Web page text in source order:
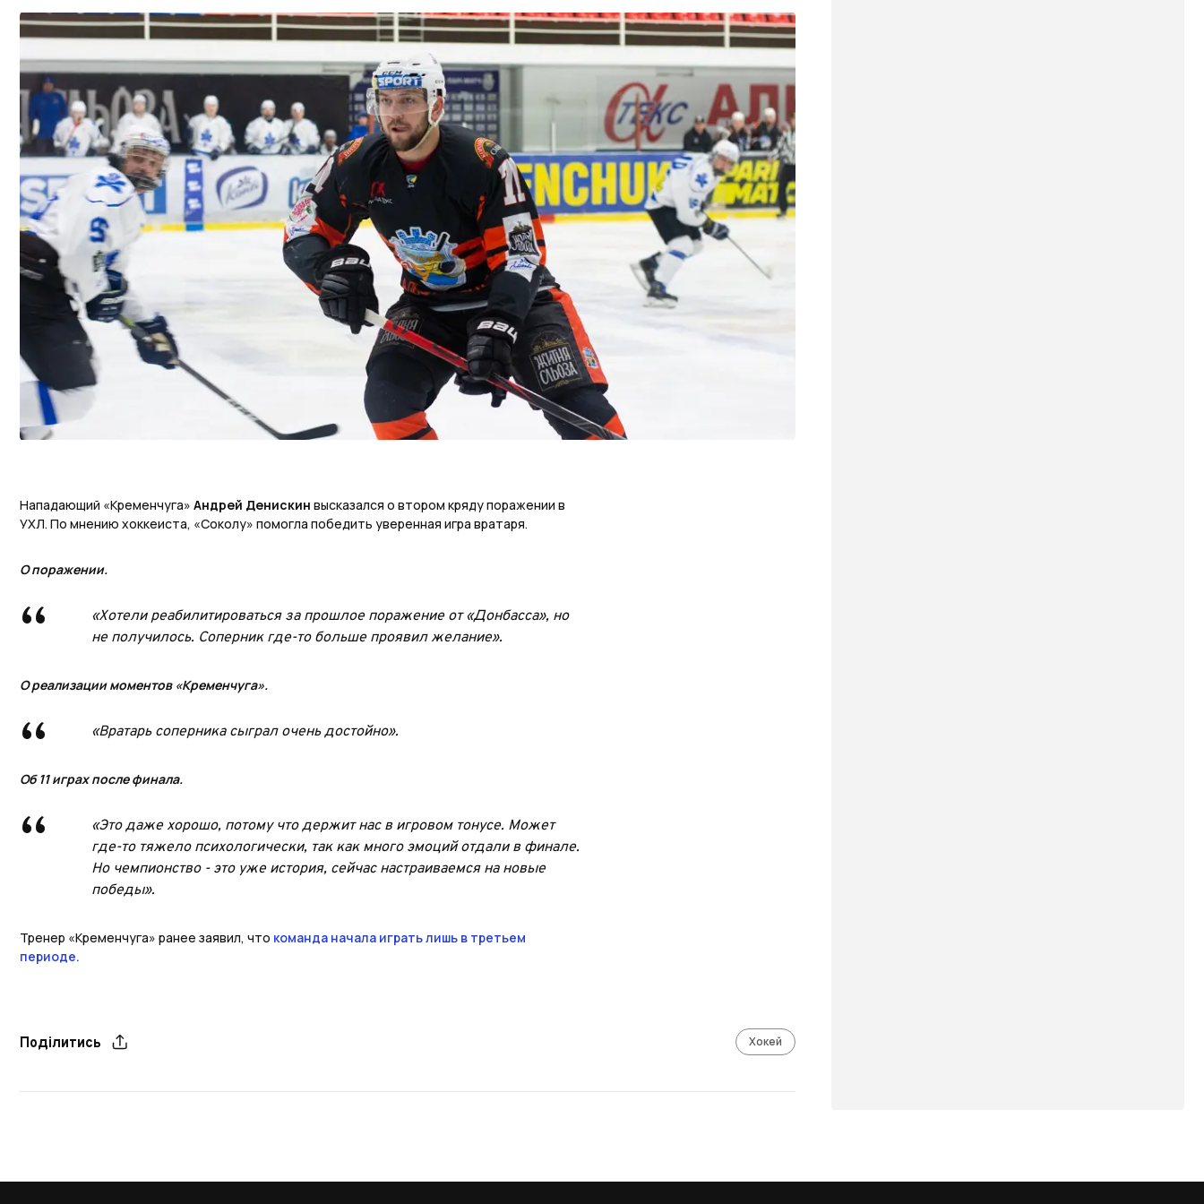
Нападающий «Кременчуга» Андрей Денискин высказался о втором кряду поражении в
УХЛ. По мнению хоккеиста, «Соколу» помогла победить уверенная игра вратаря.
О поражении.
«Хотели реабилитироваться за прошлое поражение от «Донбасса», но
не получилось. Соперник где-то больше проявил желание».
О реализации моментов «Кременчуга».
«Вратарь соперника сыграл очень достойно».
Об 11 играх после финала.
«Это даже хорошо, потому что держит нас в игровом тонусе. Может
где-то тяжело психологически, так как много эмоций отдали в финале.
Но чемпионство - это уже история, сейчас настраиваемся на новые
победы».
Тренер «Кременчуга» ранее заявил, что команда начала играть лишь в третьем
периоде.
Поділитись Хокей